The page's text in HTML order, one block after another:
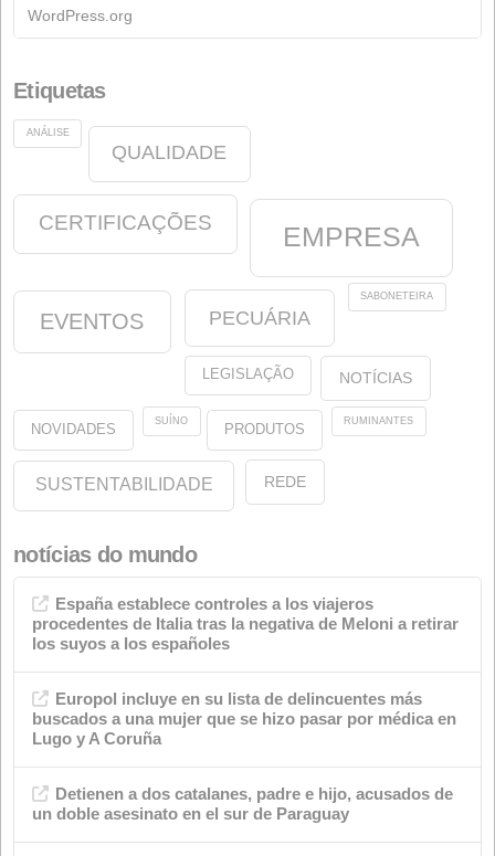
Março 2017
Junho 2015
Março 2015
Março 2013
Abril 2012
Março 2011
Julho 2005
Abril 2004
Comentários recentes
Páginas
Contacto